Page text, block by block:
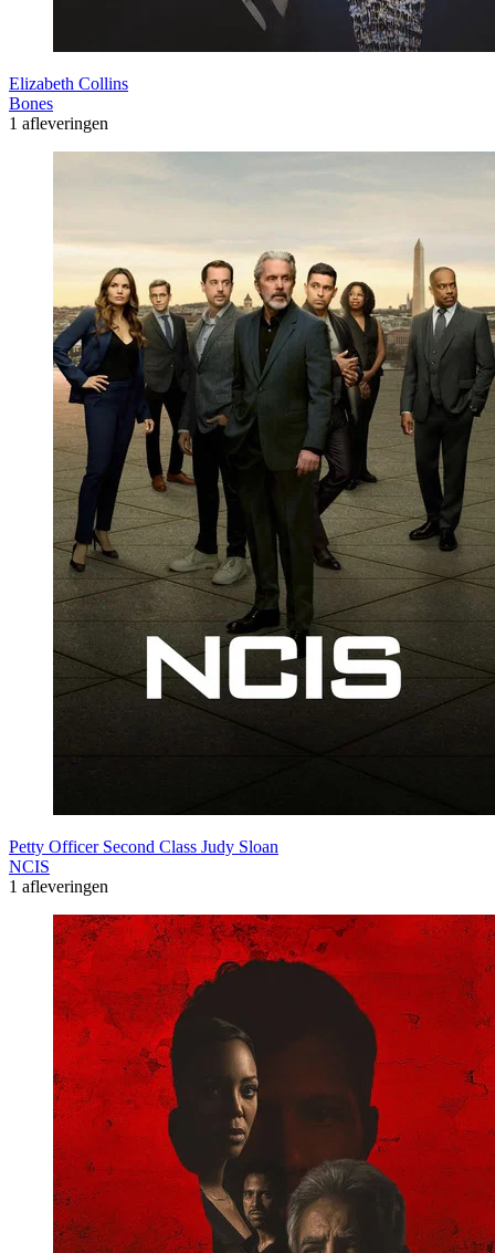
Elizabeth Collins
Bones
1 afleveringen
Petty Officer Second Class Judy Sloan
NCIS
1 afleveringen